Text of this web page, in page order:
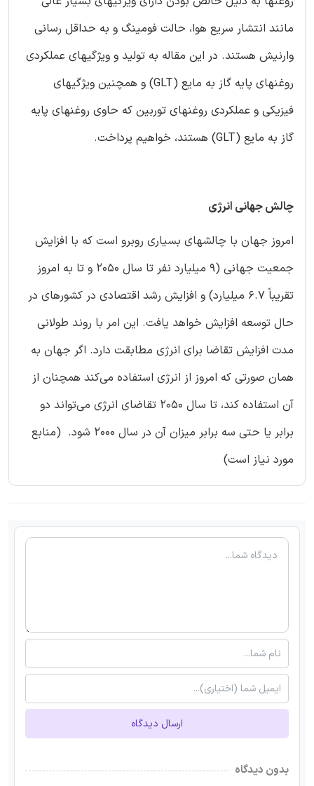
مانند انتشار سریع هوا، حالت فومینگ و به حداقل رسانی
وارنیش هستند. در این مقاله به تولید و ویژگیهای عملکردی
روغنهای پایه گاز به مایع (GLT) و همچنین ویژگیهای
فیزیکی و عملکردی روغنهای توربین که حاوی روغنهای پایه
گاز به مایع (GLT) هستند، خواهیم پرداخت.
چالش جهانی انرژی
امروز جهان با چالشهای بسیاری روبرو است که با افزایش
جمعیت جهانی (9 میلیارد نفر تا سال 2050 و تا به امروز
تقریباً 6.7 میلیارد) و افزایش رشد اقتصادی در کشورهای در
حال توسعه افزایش خواهد یافت. این امر با روند طولانی
مدت افزایش تقاضا برای انرژی مطابقت دارد. اگر جهان به
همان صورتی که امروز از انرژی استفاده می‌کند همچنان از
آن استفاده کند، تا سال 2050 تقاضای انرژی می‌تواند دو
برابر یا حتی سه برابر میزان آن در سال 2000 شود. (منابع
مورد نیاز است)
ارسال دیدگاه
بدون دیدگاه